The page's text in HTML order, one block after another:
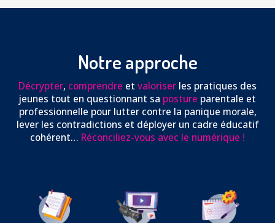
Notre approche
Décrypter, comprendre et valoriser les pratiques des
jeunes tout en questionnant sa posture parentale et
professionnelle pour lutter contre la panique morale,
lever les contradictions et déployer un cadre éducatif
cohérent… Réconciliez-vous avec le numérique !